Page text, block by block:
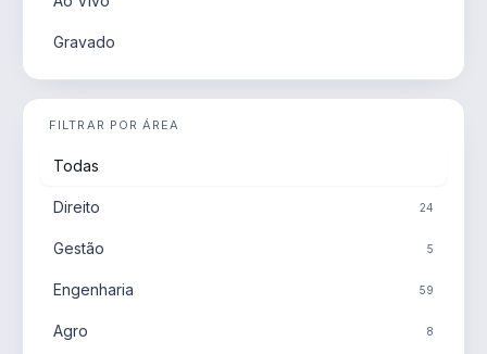
Gravado
FILTRAR POR ÁREA
Todas
Direito 24
Gestão 5
Engenharia 59
Agro 8